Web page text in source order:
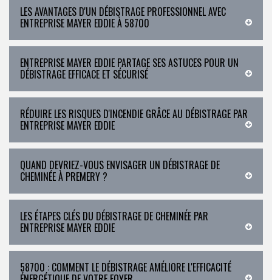
LES AVANTAGES D'UN DÉBISTRAGE PROFESSIONNEL AVEC
ENTREPRISE MAYER EDDIE À 58700
ENTREPRISE MAYER EDDIE PARTAGE SES ASTUCES POUR UN
DÉBISTRAGE EFFICACE ET SÉCURISÉ
RÉDUIRE LES RISQUES D'INCENDIE GRÂCE AU DÉBISTRAGE PAR
ENTREPRISE MAYER EDDIE
QUAND DEVRIEZ-VOUS ENVISAGER UN DÉBISTRAGE DE
CHEMINÉE À PREMERY ?
LES ÉTAPES CLÉS DU DÉBISTRAGE DE CHEMINÉE PAR
ENTREPRISE MAYER EDDIE
58700 : COMMENT LE DÉBISTRAGE AMÉLIORE L'EFFICACITÉ